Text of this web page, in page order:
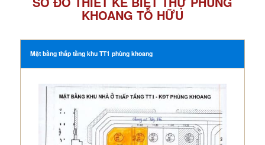
KHOANG TỐ HỮU
Mặt bằng thấp tầng khu TT1 phùng khoang